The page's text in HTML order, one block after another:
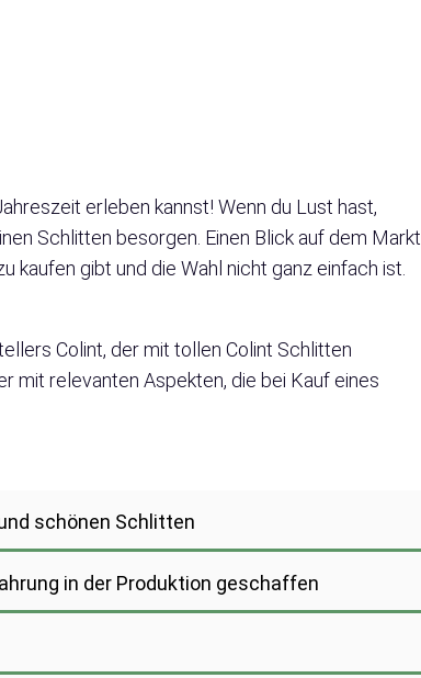
erleben kannst! Wenn du Lust hast,
Schlitten besorgen. Einen Blick auf dem Markt
gibt und die Wahl nicht ganz einfach ist.
Colint, der mit tollen Colint Schlitten
mit relevanten Aspekten, die bei Kauf eines
schönen Schlitten
in der Produktion geschaffen